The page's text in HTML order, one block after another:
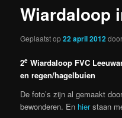
Wiardaloop
Geplaatst op22 april 2012
2e Wiardaloop FVC
en regen/hagelbuien
De foto’s zijn al gemaakt
bewonderen. En hierstaan